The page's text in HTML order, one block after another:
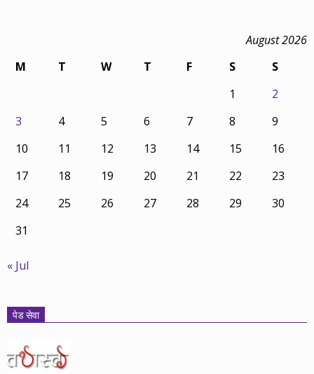
August 2026
M
T W T F S
S
1
2
3
4 5 6 7 8
9
10
11 12 13 14 15
16
17
18 19 20 21 22
23
24
25 26 27 28 29
30
31
« Jul
पेड सेवा